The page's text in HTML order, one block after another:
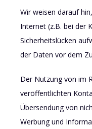
Wir weisen darauf
Internet (z.B. bei der
Sicherheitslücken
der Daten vor dem
Der Nutzung von im
veröffentlichten
Übersendung von
Werbung und